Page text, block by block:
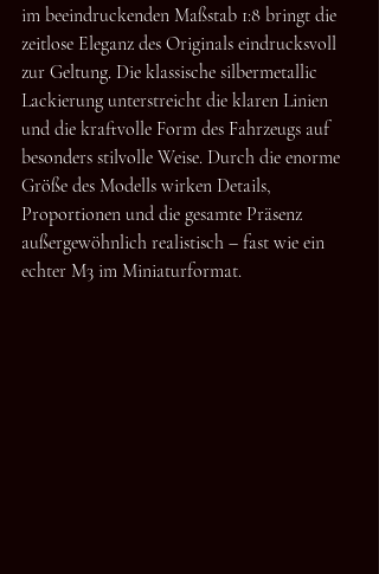
im beeindruckenden Maßstab 1:8 bringt die
zeitlose Eleganz des Originals eindrucksvoll
zur Geltung. Die klassische silbermetallic
Lackierung unterstreicht die klaren Linien
und die kraftvolle Form des Fahrzeugs auf
besonders stilvolle Weise. Durch die enorme
Größe des Modells wirken Details,
Proportionen und die gesamte Präsenz
außergewöhnlich realistisch – fast wie ein
echter M3 im Miniaturformat.